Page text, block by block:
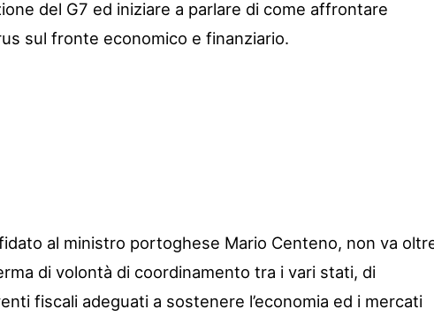
del G7 ed iniziare a parlare di come affrontare
sul fronte economico e finanziario.
al ministro portoghese Mario Centeno, non va
di volontà di coordinamento tra i vari stati, di
fiscali adeguati a sostenere l’economia ed i mercati